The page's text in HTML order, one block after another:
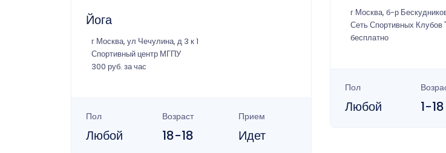
Йога
г Москва, ул Чечулина, д 3 к 1
Спортивный центр МГПУ
300 руб. за час
Пол
Любой
Возраст
18-18
Прием
Идет
г Москва, б-р
Сеть Спортивных Клубов
бесплатно
Пол
Любой 1-18